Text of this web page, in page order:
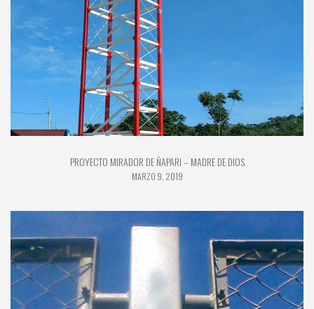
PROYECTO MIRADOR DE ÑAPARI – MADRE DE DIOS
MARZO 9, 2019